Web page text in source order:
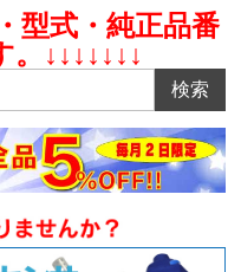
型式・純正品番
↓↓↓↓↓↓↓
検索